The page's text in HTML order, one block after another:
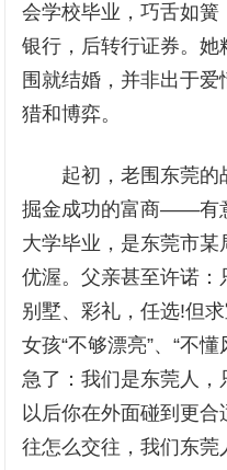
会学校毕业，巧舌如
银行，后转行证券。
围就结婚，并非出于
猎和博弈。
起初，老围东莞的
掘金成功的富商——有
大学毕业，是东莞市
优渥。父亲甚至许诺：
别墅、彩礼，任选!但
女孩“不够漂亮”、“不
急了：我们是东莞人，
以后你在外面碰到更
往怎么交往，我们东